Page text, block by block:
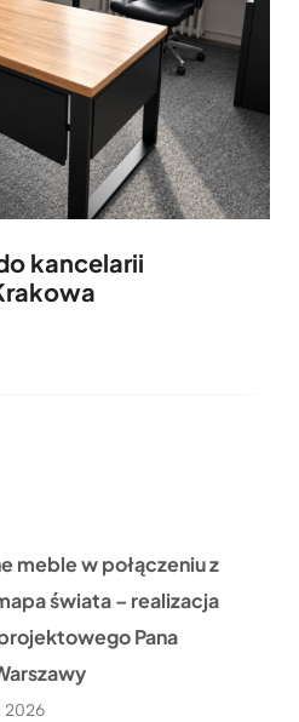
kancelarii
meble w połączeniu z
świata – realizacja
Pana
2026